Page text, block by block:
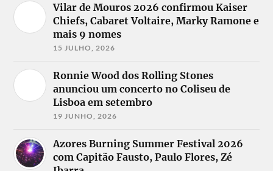
Vilar de Mouros 2026 confirmou Kaiser
Chiefs, Cabaret Voltaire, Marky Ramone e
mais 9 nomes
15 JULHO, 2026
Ronnie Wood dos Rolling Stones
anunciou um concerto no Coliseu de
Lisboa em setembro
19 JUNHO, 2026
Azores Burning Summer Festival 2026
com Capitão Fausto, Paulo Flores, Zé